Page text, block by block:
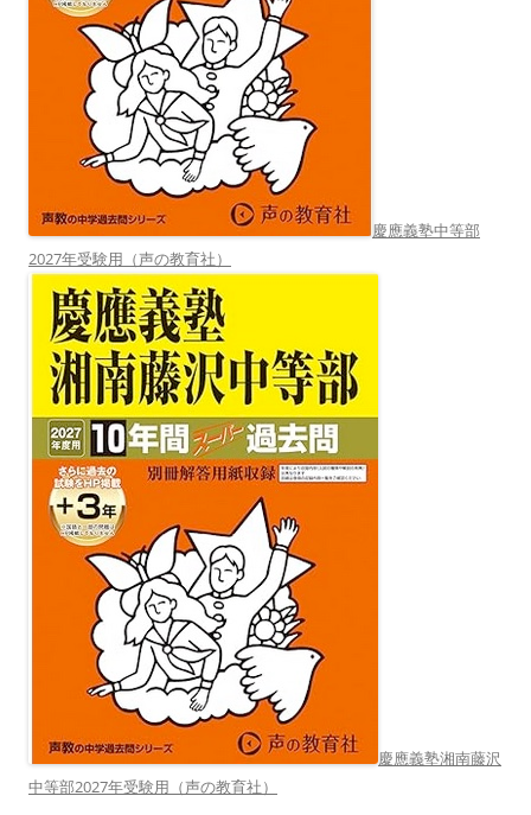
慶應義塾中等部
2027年受験用（声の教育社）
慶應義塾湘南藤沢
中等部2027年受験用（声の教育社）